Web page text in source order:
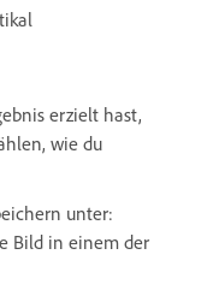
erzielt hast,
wie du
unter:
Bild in einem der